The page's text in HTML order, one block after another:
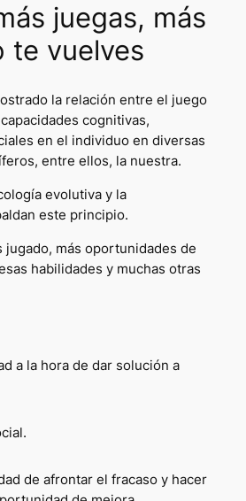
juegas, más
te vuelves
la relación entre el juego
cognitivas,
en el individuo en diversas
entre ellos, la nuestra.
evolutiva y la
este principio.
jugado, más oportunidades de
habilidades y muchas otras
a la hora de dar solución a
de afrontar el fracaso y hacer